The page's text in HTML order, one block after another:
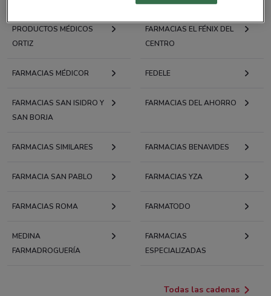
PRODUCTOS MÉDICOS
ORTIZ
FARMACIAS EL FÉNIX DEL
CENTRO
FARMACIAS MÉDICOR FEDELE
FARMACIAS SAN ISIDRO Y
SAN BORJA
FARMACIAS DEL AHORRO
FARMACIAS SIMILARES FARMACIAS BENAVIDES
FARMACIA SAN PABLO FARMACIAS YZA
FARMACIAS ROMA FARMATODO
MEDINA
FARMADROGUERÍA
FARMACIAS
ESPECIALIZADAS
Todas las cadenas